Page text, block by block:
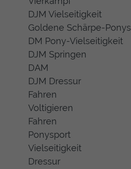
DJM Vielseitigkeit
Goldene Schärpe-Ponys
DM Pony-Vielseitigkeit
DJM Springen
DAM
DJM Dressur
Fahren
Voltigieren
Fahren
Ponysport
Vielseitigkeit
Dressur